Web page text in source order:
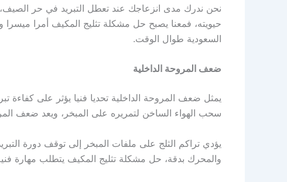
نحن ندرك مدى انزعاجك عند تعطل التبريد في حر
حيويته، فمعنا يصبح حل مشكلة تثليج المكيف أمرا ميسرا
السعودية طوال الوقت.
ضعف المروحة الداخلية
يمثل ضعف المروحة الداخلية تحديا فنيا يؤثر على كفاءة
سحب الهواء الساخن لتمريره على المبخر، ويعد ضعف
يؤدي تراكم الثلج على ملفات المبخر إلى توقف دورة
والمحرك بدقة، حل مشكلة تثليج المكيف يتطلب مهارة فنية